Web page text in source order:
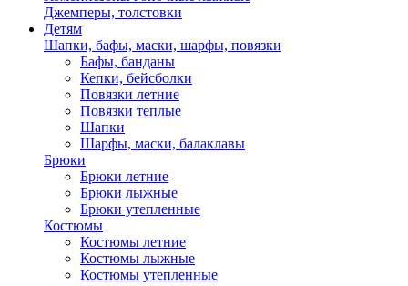
Джемперы, толстовки
Детям
Шапки, бафы, маски, шарфы, повязки
Бафы, банданы
Кепки, бейсболки
Повязки летние
Повязки теплые
Шапки
Шарфы, маски, балаклавы
Брюки
Брюки летние
Брюки лыжные
Брюки утепленные
Костюмы
Костюмы летние
Костюмы лыжные
Костюмы утепленные